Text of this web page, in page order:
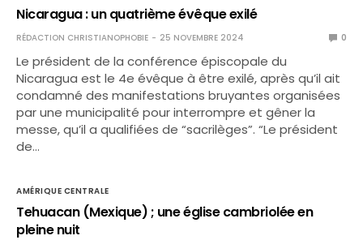
Nicaragua : un quatrième évêque exilé
RÉDACTION CHRISTIANOPHOBIE 25 NOVEMBRE 2024 0
Le président de la conférence épiscopale du
Nicaragua est le 4e évêque à être exilé, après qu’il ait
condamné des manifestations bruyantes organisées
par une municipalité pour interrompre et gêner la
messe, qu’il a qualifiées de “sacrilèges”. “Le président
de…
AMÉRIQUE CENTRALE
Tehuacan (Mexique) ; une église cambriolée en
pleine nuit